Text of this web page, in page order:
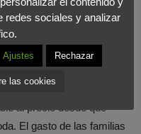
de productos.
mitad del pasado año.
al precio desde que
El gasto de las familias
redes sociales y analizar
Ajustes Rechazar
las cookies